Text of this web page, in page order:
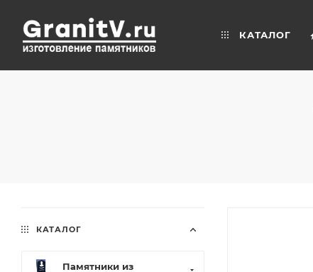
КАТАЛОГ
КАТАЛОГ
Памятники из